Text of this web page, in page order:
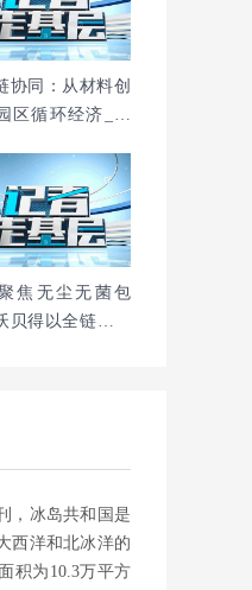
协同：从材料创
区循环经济_佰
焦无尘无菌包
贝得以全链路洁
，冰岛共和国是
西洋和北冰洋的
积为10.3万平方